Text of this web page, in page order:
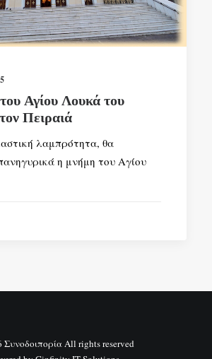
Αγίου Λουκά του
Πειραιά
λαμπρότητα, θα
η μνήμη του Αγίου
All rights reserved